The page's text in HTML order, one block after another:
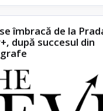
îmbracă de la
după succesul din